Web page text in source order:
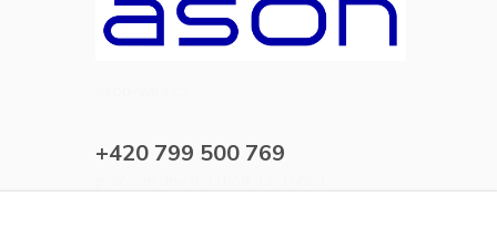
+420 799 500 769